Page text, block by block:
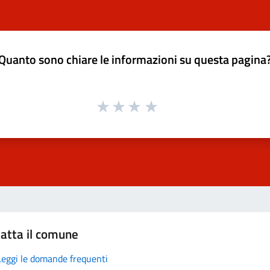
sono chiare le informazioni su questa
il comune
le domande frequenti